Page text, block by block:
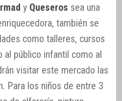
y Queseros sea una
también se
como talleres, cursos
al público infantil como al
visitar este mercado las
Para los niños de entre 3